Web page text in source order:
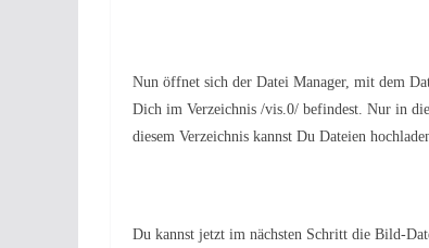
Nun öffnet sich der Datei Manager, mit dem
Dich im Verzeichnis /vis.0/ befindest. Nur in
diesem Verzeichnis kannst Du Dateien
Du kannst jetzt im nächsten Schritt die Bild-